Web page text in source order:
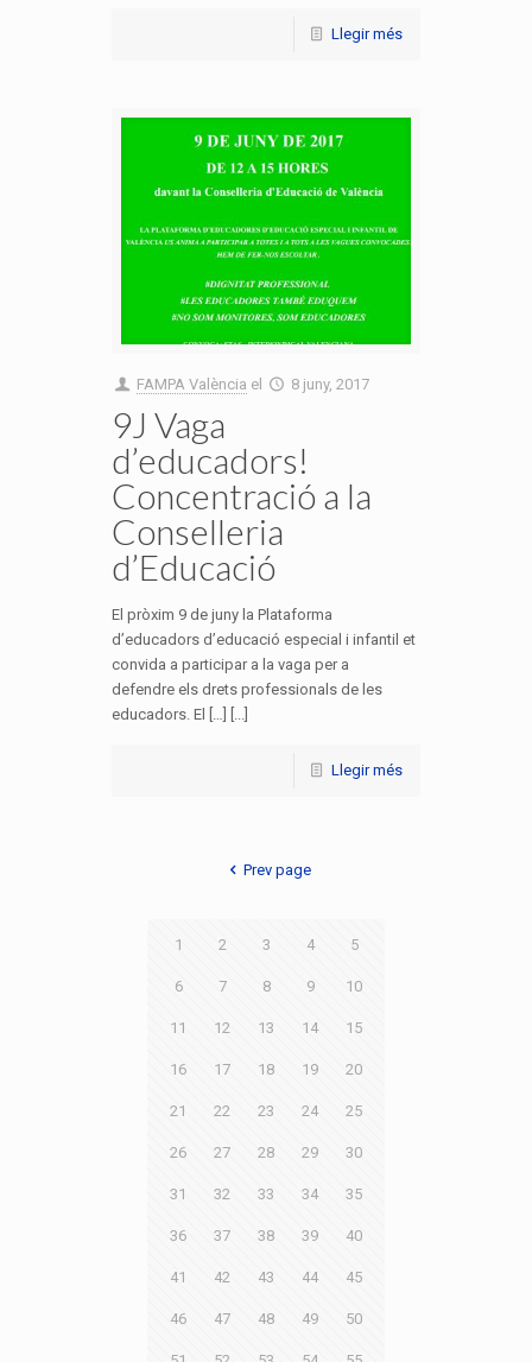
Llegir més
FAMPA València el 8 juny, 2017
9J Vaga
d’educadors!
Concentració a la
Conselleria
d’Educació
El pròxim 9 de juny la Plataforma
d’educadors d’educació especial i infantil et
convida a participar a la vaga per a
defendre els drets professionals de les
educadors. El […] [...]
Llegir més
Prev page
1 2 3 4 5
6 7 8 9 10
11 12 13 14 15
16 17 18 19 20
21 22 23 24 25
26 27 28 29 30
31 32 33 34 35
36 37 38 39 40
41 42 43 44 45
46 47 48 49 50